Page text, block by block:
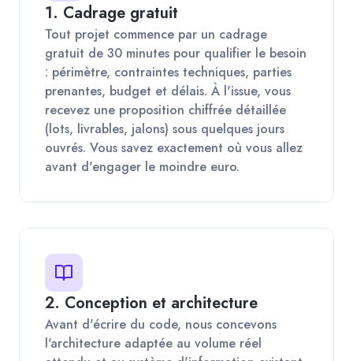
1. Cadrage gratuit
Tout projet commence par un cadrage
gratuit de 30 minutes pour qualifier le besoin
: périmètre, contraintes techniques, parties
prenantes, budget et délais. À l'issue, vous
recevez une proposition chiffrée détaillée
(lots, livrables, jalons) sous quelques jours
ouvrés. Vous savez exactement où vous allez
avant d'engager le moindre euro.
2. Conception et architecture
Avant d'écrire du code, nous concevons
l'architecture adaptée au volume réel